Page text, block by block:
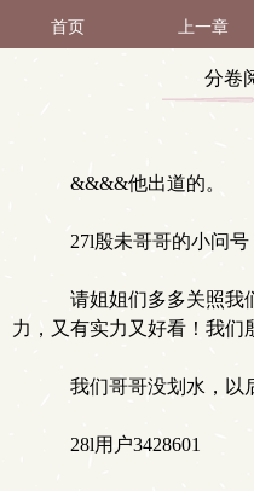
首页 上一章
分卷
&&&&他出道的。
27l殷未哥哥的小问号
请姐姐们多多关照我
力，又有实力又好看！我们
我们哥哥没划水，以
28l用户3428601